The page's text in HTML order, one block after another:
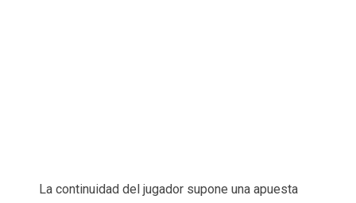
La continuidad del jugador supone una apuesta